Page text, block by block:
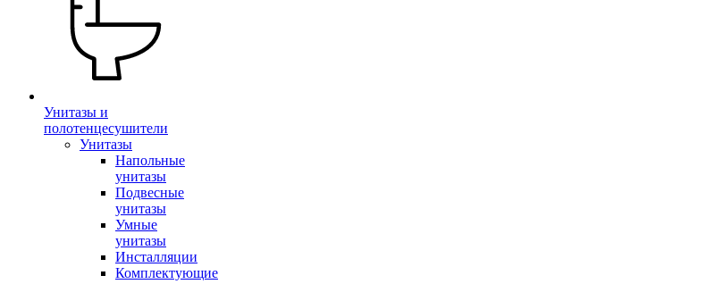
Унитазы и
полотенцесушители
Унитазы
Напольные
унитазы
Подвесные
унитазы
Умные
унитазы
Инсталляции
Комплектующие